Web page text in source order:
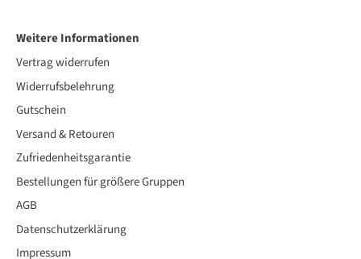
Weitere Informationen
Vertrag widerrufen
Widerrufsbelehrung
Gutschein
Versand & Retouren
Zufriedenheitsgarantie
Bestellungen für größere Gruppen
AGB
Datenschutzerklärung
Impressum